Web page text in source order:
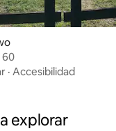
60
· Accesibilidad
explorar